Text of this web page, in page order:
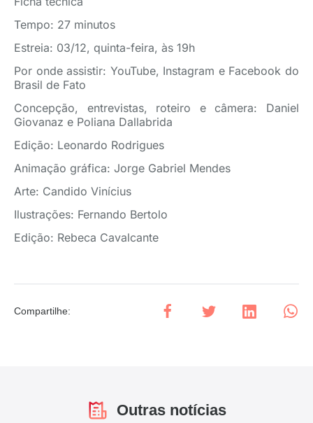
Tempo: 27 minutos
Estreia: 03/12, quinta-feira, às 19h
Por onde assistir: YouTube, Instagram e Facebook do
Brasil de Fato
Concepção, entrevistas, roteiro e câmera: Daniel
Giovanaz e Poliana Dallabrida
Edição: Leonardo Rodrigues
Animação gráfica: Jorge Gabriel Mendes
Arte: Candido Vinícius
Ilustrações: Fernando Bertolo
Edição: Rebeca Cavalcante
Compartilhe:
Outras notícias